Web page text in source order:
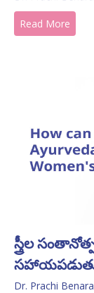
Read More
స్త్రీల
Dr. Prachi Benara